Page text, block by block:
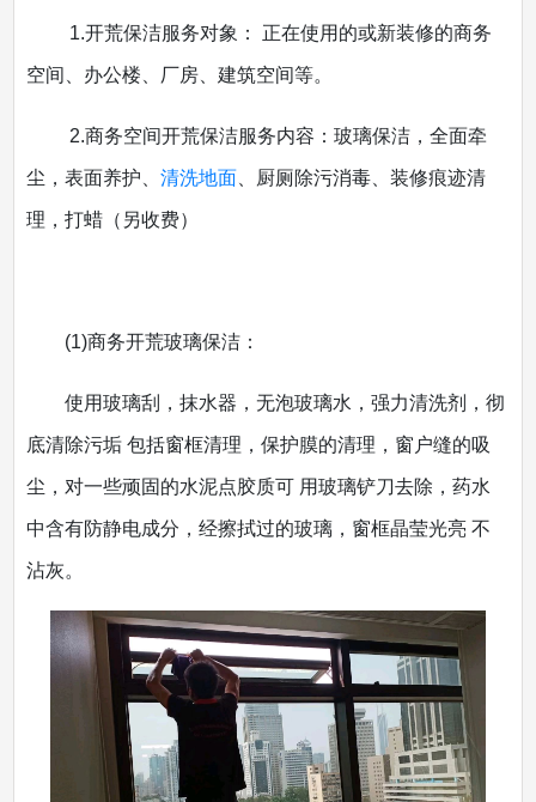
1.开荒保洁服务对象： 正在使用的或新装修的商务
空间、办公楼、厂房、建筑空间等。
2.商务空间开荒保洁服务内容：玻璃保洁，全面牵
尘，表面养护、清洗地面 、厨厕除污消毒、装修痕迹清
理，打蜡（另收费）
(1)商务开荒玻璃保洁：
使用玻璃刮，抹水器，无泡玻璃水，强力清洗剂，彻
底清除污垢 包括窗框清理，保护膜的清理，窗户缝的吸
尘，对一些顽固的水泥点胶质可 用玻璃铲刀去除，药水
中含有防静电成分，经擦拭过的玻璃，窗框晶莹光亮 不
沾灰。